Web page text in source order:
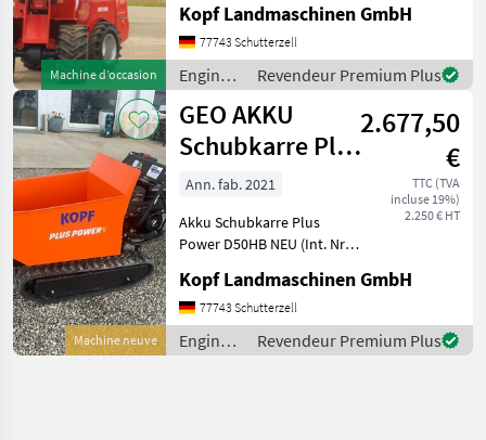
Machine d’occasion
Stage V Baujahr 2019 486
Betriebsstunden 3, 10 m
Hubhöhe / Hubmast
Allradantrieb übe
Kopf Landmaschinen GmbH
77743 Schutterzell
Engins
de
chantier
/ Toyo
Revendeur Premium Plus
Machine neuve
GEO AKKU
Schubkarre Plus
Power D50HB
NEU
2.677,50
€
TTC (TVA
incluse 19%)
2.250 € HT
Ann. fab. 2021
Akku Schubkarre Plus
Power D50HB NEU (Int. Nr.
Mini Dumper Baujahr 2021
Manufaktur: Plus Power
Modell: D50HB Engine: B+S
Net weight: 255,
Kopf Landmaschinen GmbH
77743 Schutterzell
Engins
de
Revendeur Premium Plus